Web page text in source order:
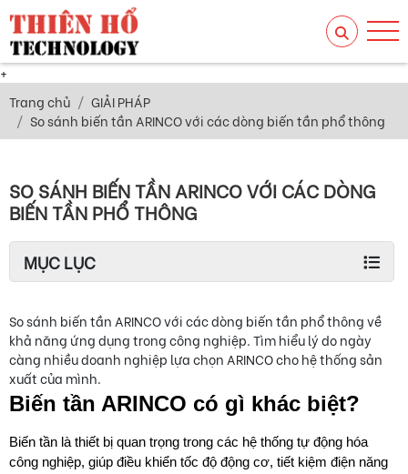
+
Trang chủ
GIẢI PHÁP
So sánh biến tần ARINCO với các dòng biến tần phổ thông
SO SÁNH BIẾN TẦN ARINCO VỚI CÁC DÒNG
BIẾN TẦN PHỔ THÔNG
MỤC LỤC
So sánh biến tần ARINCO với các dòng biến tần phổ thông về
khả năng ứng dụng trong công nghiệp. Tìm hiểu lý do ngày
càng nhiều doanh nghiệp lựa chọn ARINCO cho hệ thống sản
xuất của mình.
Biến tần ARINCO có gì khác biệt?
Biến tần là thiết bị quan trọng trong các hệ thống tự động hóa
công nghiệp, giúp điều khiển tốc độ động cơ, tiết kiệm điện năng